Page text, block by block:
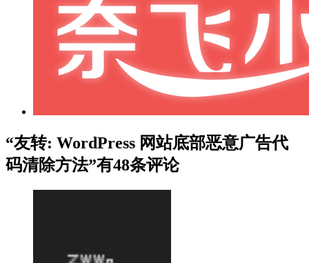
“友转: WordPress 网站底部恶意广告代
码清除方法”有48条评论